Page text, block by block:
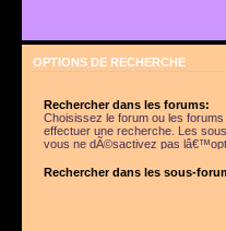
OPTIONS DE RECHERCHE
Rechercher dans les forums:
Choisissez le forum ou les
effectuer une recherche. Les
vous ne dÃ©sactivez pas
Rechercher dans les sous-